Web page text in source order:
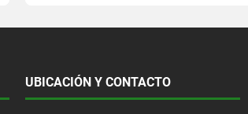
UBICACIÓN Y CONTACTO